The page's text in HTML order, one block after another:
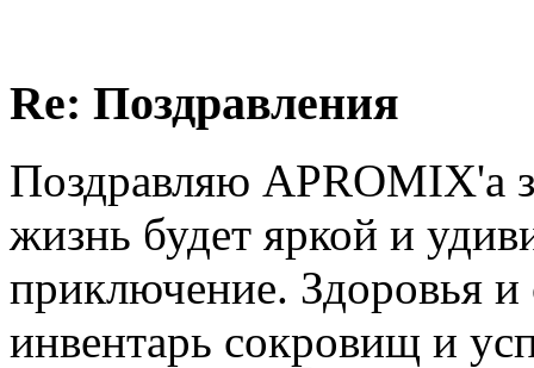
Re: Поздравления
Поздравляю APROMIX'а
жизнь будет яркой и
приключение. Здоровья
инвентарь сокровищ и